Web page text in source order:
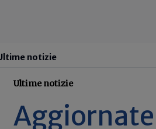
notizie
Ultime notizie
Aggiornate